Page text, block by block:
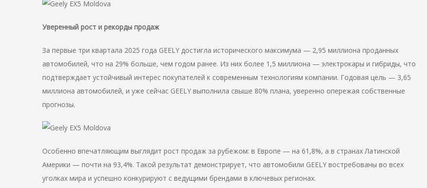
Уверенный рост и рекорды продаж
За первые три квартала 2025 года GEELY достигла исторического максимума — 2,95 миллиона проданных
автомобилей, что на 29% больше, чем годом ранее. Из них более 1,5 миллиона — электрокары и гибриды, что
подтверждает устойчивый интерес покупателей к современным технологиям компании. Годовая цель — 3,65
миллиона автомобилей, и уже сейчас GEELY выполнила свыше 80% плана, уверенно опережая собственные
прогнозы.
Особенно впечатляющим выглядит рост продаж за рубежом: в Европе — на 61,8%, а в странах Латинской
Америки — почти на 93,4%. Такой результат демонстрирует, что автомобили GEELY востребованы во всех
уголках мира и успешно конкурируют с ведущими брендами в ключевых регионах.